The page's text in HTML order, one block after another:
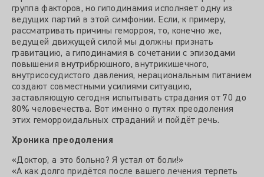
группа факторов, но гиподинамия исполняет одну из
ведущих партий в этой симфонии. Если, к примеру,
рассматривать причины геморроя, то, конечно же,
ведущей движущей силой мы должны признать
гравитацию, а гиподинамия в сочетании с эпизодами
повышения внутрибрюшного, внутрикишечного,
внутрисосудистого давления, нерациональным питанием
создают совместными усилиями ситуацию,
заставляющую сегодня испытывать страдания от 70 до
80% человечества. Вот именно о путях преодоления
этих геморроидальных страданий и пойдёт речь.
Хроника преодоления
«Доктор, а это больно? Я устал от боли!»
«А как долго придётся после вашего лечения терпеть